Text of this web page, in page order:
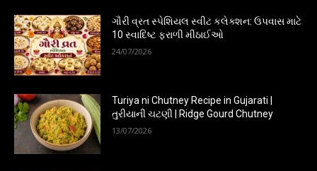
ગૌરી વ્રત સ્પેશિયલ સ્વીટ કલેક્શન: ઉપવાસ માટે
10 સ્વાદિષ્ટ ફરાળી મીઠાઈઓ
24/07/2026
Turiya ni Chutney Recipe in Gujarati |
તુરીયાની ચટણી | Ridge Gourd Chutney
13/07/2026